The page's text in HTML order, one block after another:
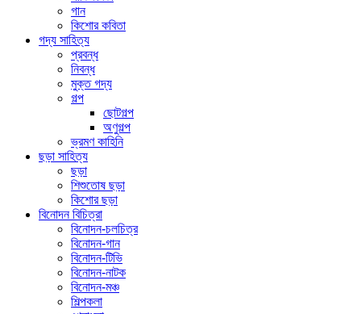
গান
কিশোর কবিতা
গদ্য সাহিত্য
প্রবন্ধ
নিবন্ধ
মুক্ত গদ্য
গল্প
ছোটগল্প
অণুগল্প
ভ্রমণ কাহিনি
ছড়া সাহিত্য
ছড়া
শিশুতোষ ছড়া
কিশোর ছড়া
বিনোদন বিচিত্রা
বিনোদন-চলচিত্র
বিনোদন-গান
বিনোদন-টিভি
বিনোদন-নাটক
বিনোদন-মঞ্চ
শিল্পকলা